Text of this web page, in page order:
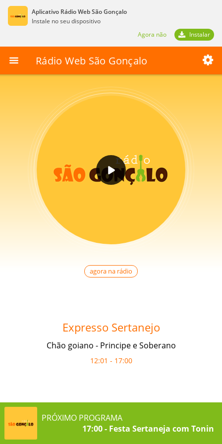
Aplicativo Rádio Web São Gonçalo
Instale no seu dispositivo
Agora não
Instalar
Rádio Web São Gonçalo
agora na rádio
Expresso Sertanejo
Chão goiano - Principe e Soberano
12:01 - 17:00
PRÓXIMO PROGRAMA
17:00 - Festa Sertaneja com